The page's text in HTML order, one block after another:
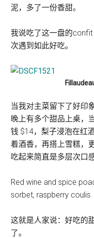
泥，多了一份香甜。
我说吃了这一盘的
次遇到如此好吃。
当我对主菜留下了好印
晚上有多个甜品上桌，
钱 $14，梨子浸泡在红
着酒香，再搭上雪糕，
吃起来简直是多层次口
Red wine and spice
sorbet, raspberry coulis
这就是人家说：好吃的
了。